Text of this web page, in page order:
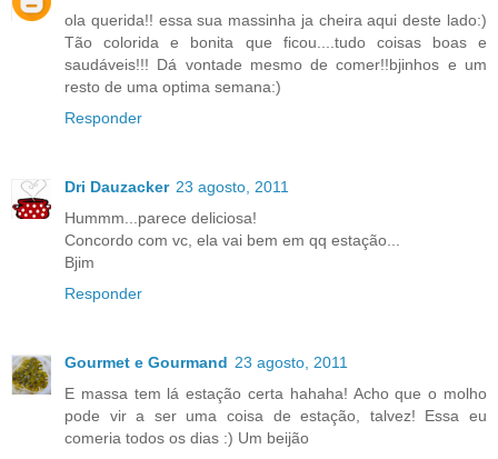
ola querida!! essa sua massinha ja cheira aqui deste lado:)
Tão colorida e bonita que ficou....tudo coisas boas e
saudáveis!!! Dá vontade mesmo de comer!!bjinhos e um
resto de uma optima semana:)
Responder
Dri Dauzacker 23 agosto, 2011
Hummm...parece deliciosa!
Concordo com vc, ela vai bem em qq estação...
Bjim
Responder
Gourmet e Gourmand 23 agosto, 2011
E massa tem lá estação certa hahaha! Acho que o molho
pode vir a ser uma coisa de estação, talvez! Essa eu
comeria todos os dias :) Um beijão